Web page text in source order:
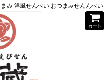
み 洋風せんべい おつまみせんんべい
カート